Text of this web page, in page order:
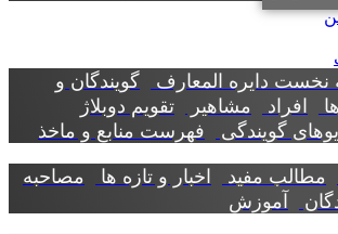
دایره المعارف گویندگان و
افراد مشاهیر تقویم دوبلاژ
گویندگی فهرست منابع و ماخذ
مفید اخبار و تازه ها
مصاحبه
آموزش